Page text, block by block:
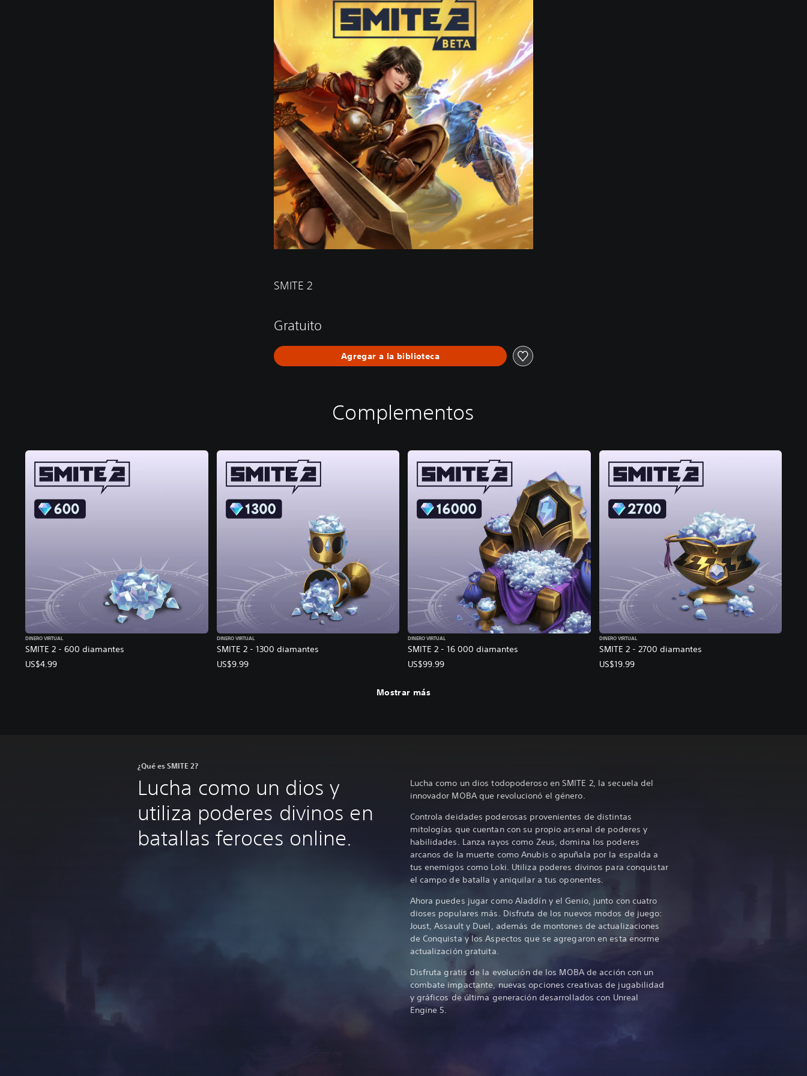
SMITE 2
Gratuito
Agregar a la biblioteca
Complementos
SMITE 2 - 600 diamantes
DINERO VIRTUAL
US$4.99
SMITE 2 - 1300 diamantes
DINERO VIRTUAL
US$9.99
SMITE 2 - 16 000 diamantes
DINERO VIRTUAL
US$99.99
SMITE 2 - 2700 diamantes
DINERO VIRTUAL
US$19.99
Mostrar más
¿Qué es SMITE 2?
Lucha como un dios y
utiliza poderes divinos en
batallas feroces online.
Lucha como un dios todopoderoso en SMITE 2, la secuela del
innovador MOBA que revolucionó el género.
Controla deidades poderosas provenientes de distintas
mitologías que cuentan con su propio arsenal de poderes y
habilidades. Lanza rayos como Zeus, domina los poderes
arcanos de la muerte como Anubis o apuñala por la espalda a
tus enemigos como Loki. Utiliza poderes divinos para conquistar
el campo de batalla y aniquilar a tus oponentes.
Ahora puedes jugar como Aladdín y el Genio, junto con cuatro
dioses populares más. Disfruta de los nuevos modos de juego:
Joust, Assault y Duel, además de montones de actualizaciones
de Conquista y los Aspectos que se agregaron en esta enorme
actualización gratuita.
Disfruta gratis de la evolución de los MOBA de acción con un
combate impactante, nuevas opciones creativas de jugabilidad
y gráficos de última generación desarrollados con Unreal
Engine 5.